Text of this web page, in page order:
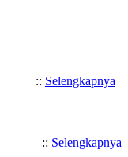
:: Selengkapnya
:: Selengkapnya